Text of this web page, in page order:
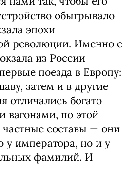
обыгрывало
эпохи
революции. Именно с
из России
поезда в Европу:
затем и в другие
отличались богато
вагонами, по этой
частные составы — они
у императора, но и у
фамилий. И